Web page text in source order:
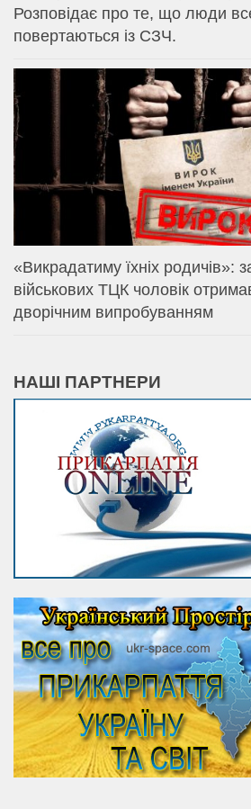
Розповідає про те, що люди
повертаються із СЗЧ.
«Викрадатиму їхніх родичів»:
військових ТЦК чоловік
дворічним випробуванням
НАШІ ПАРТНЕРИ